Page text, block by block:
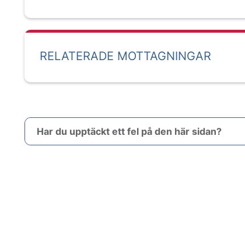
RELATERADE MOTTAGNINGAR
Har du upptäckt ett fel på den här sidan?